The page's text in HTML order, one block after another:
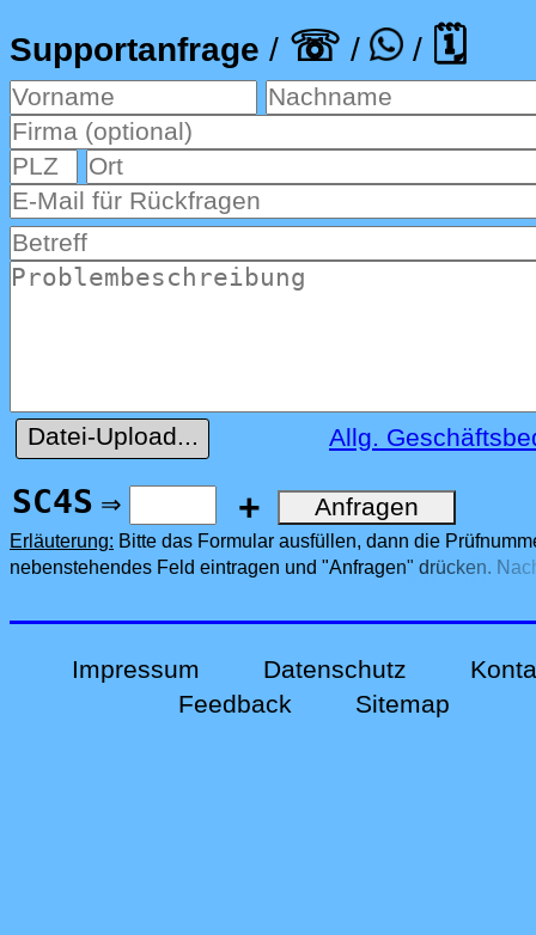
Supportanfrage
Supportanfrage / ☏ / / 🗓
Datei-Upload... Allg.
SC4S ⇒ +
Erläuterung: Bitte das Formular ausfüllen, dann die
nebenstehendes Feld eintragen und "Anfragen" drücken.
Impressum Datenschutz
Feedback
Sitemap